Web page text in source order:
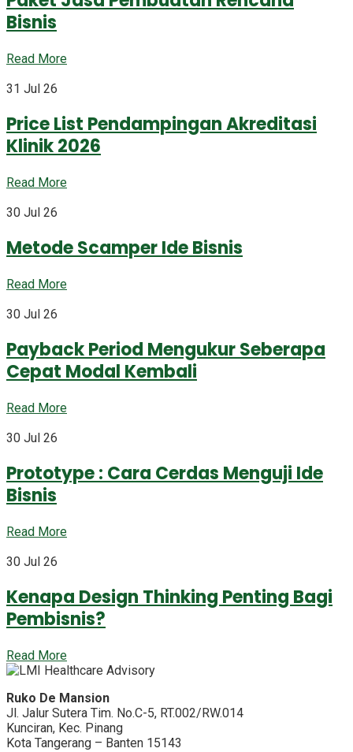
Bisnis
Read More
31 Jul 26
Price List Pendampingan Akreditasi
Klinik 2026
Read More
30 Jul 26
Metode Scamper Ide Bisnis
Read More
30 Jul 26
Payback Period Mengukur Seberapa
Cepat Modal Kembali
Read More
30 Jul 26
Prototype : Cara Cerdas Menguji Ide
Bisnis
Read More
30 Jul 26
Kenapa Design Thinking Penting Bagi
Pembisnis?
Read More
Ruko De Mansion
Jl. Jalur Sutera Tim. No.C-5, RT.002/RW.014
Kunciran, Kec. Pinang
Kota Tangerang – Banten 15143